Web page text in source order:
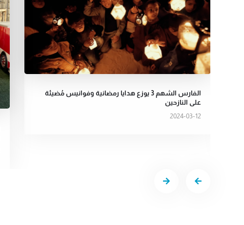
الفارس الشهم 3 يوزع هدايا رمضانية وفوانيس مُضيئة
على النازحين
2024-03-12